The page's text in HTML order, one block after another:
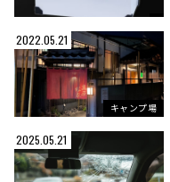
2022.05.21
キャンプ場
2025.05.21